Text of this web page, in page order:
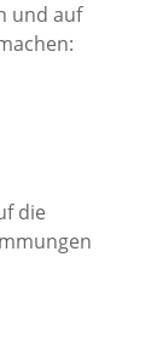
und auf
die